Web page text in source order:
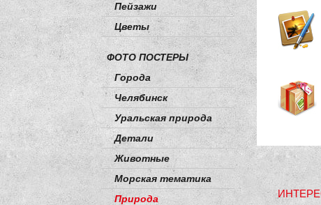
Пейзажи
Цветы
ФОТО ПОСТЕРЫ
Города
Челябинск
Уральская природа
Детали
Животные
Морская тематика
Природа